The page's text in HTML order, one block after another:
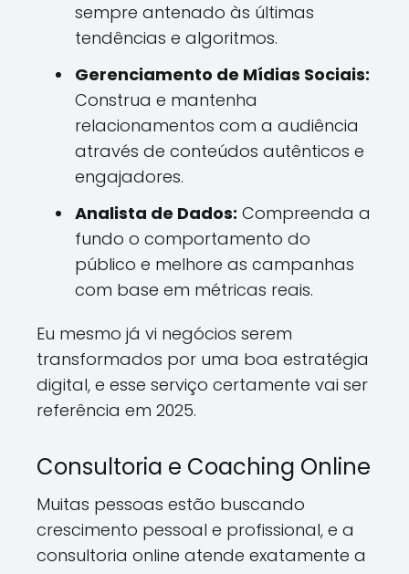
sempre antenado às últimas
tendências e algoritmos.
Gerenciamento de Mídias Sociais:
Construa e mantenha
relacionamentos com a audiência
através de conteúdos autênticos e
engajadores.
Analista de Dados: Compreenda a
fundo o comportamento do
público e melhore as campanhas
com base em métricas reais.
Eu mesmo já vi negócios serem
transformados por uma boa estratégia
digital, e esse serviço certamente vai ser
referência em 2025.
Consultoria e Coaching Online
Muitas pessoas estão buscando
crescimento pessoal e profissional, e a
consultoria online atende exatamente a